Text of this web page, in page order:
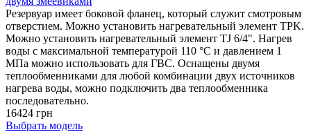
Резервуар имеет боковой фланец, который служит смотровым
отверстием. Можно установить нагревательный элемент TPK.
Можно установить нагревательный элемент TJ 6/4". Нагрев
воды с максимальной температурой 110 °С и давлением 1
МПа можно использовать для ГВС. Оснащены двумя
теплообменниками для любой комбинации двух источников
нагрева воды, можно подключить два теплообменника
последовательно.
16424 грн
Выбрать модель